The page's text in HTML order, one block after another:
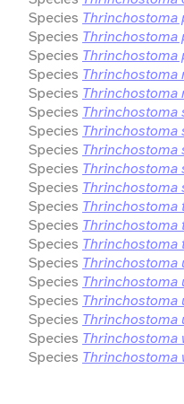
Species Thrinchostoma
Species Thrinchostoma
Species Thrinchostoma
Species Thrinchostoma
Species Thrinchostoma
Species Thrinchostoma
Species Thrinchostoma
Species Thrinchostoma
Species Thrinchostoma
Species Thrinchostoma
Species Thrinchostoma
Species Thrinchostoma
Species Thrinchostoma
Species Thrinchostoma
Species Thrinchostoma
Species Thrinchostoma
Species Thrinchostoma
Species Thrinchostoma
Species Thrinchostoma